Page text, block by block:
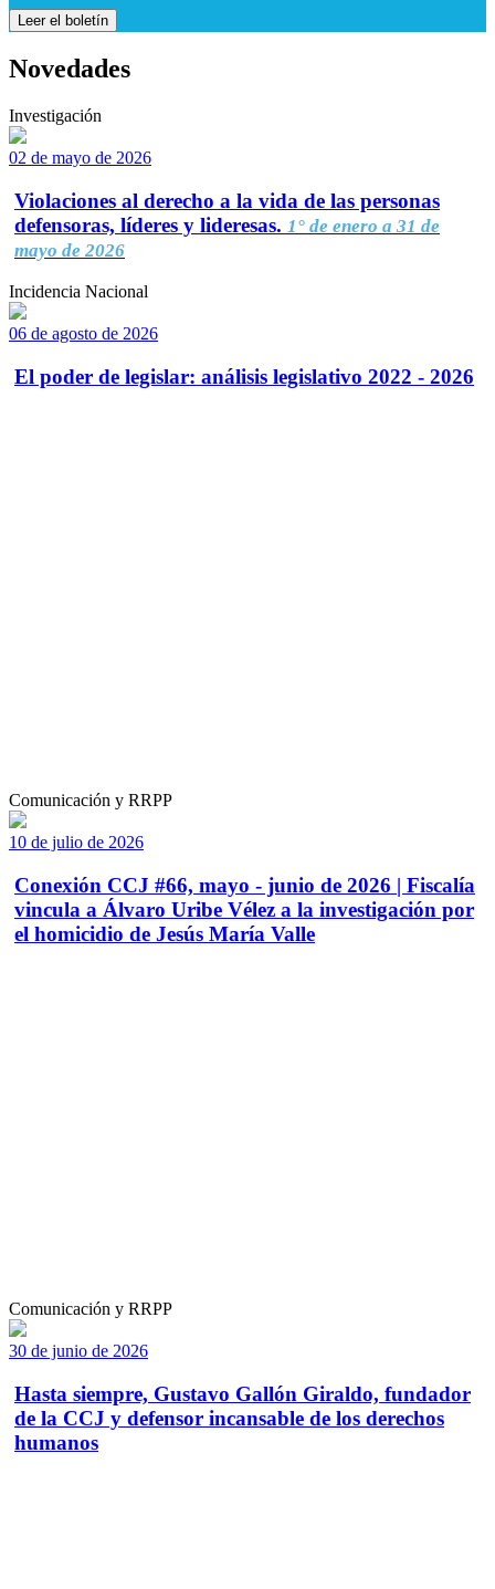
Leer el boletín
Novedades
Investigación
02 de mayo de 2026
Violaciones al derecho a la vida de las personas
defensoras, líderes y lideresas. 1° de enero a 31 de
mayo de 2026
Incidencia Nacional
06 de agosto de 2026
El poder de legislar: análisis legislativo 2022 - 2026
Comunicación y RRPP
10 de julio de 2026
Conexión CCJ #66, mayo - junio de 2026 | Fiscalía
vincula a Álvaro Uribe Vélez a la investigación por
el homicidio de Jesús María Valle
Comunicación y RRPP
30 de junio de 2026
Hasta siempre, Gustavo Gallón Giraldo, fundador
de la CCJ y defensor incansable de los derechos
humanos